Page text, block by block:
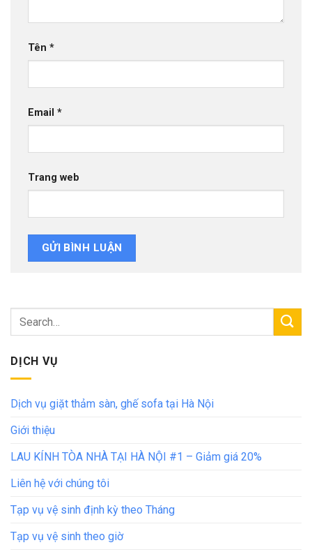
Tên *
Email *
Trang web
DỊCH VỤ
Dịch vụ giặt thảm sàn, ghế sofa tại Hà Nội
Giới thiệu
LAU KÍNH TÒA NHÀ TẠI HÀ NỘI #1 – Giảm giá 20%
Liên hệ với chúng tôi
Tạp vụ vệ sinh định kỳ theo Tháng
Tạp vụ vệ sinh theo giờ